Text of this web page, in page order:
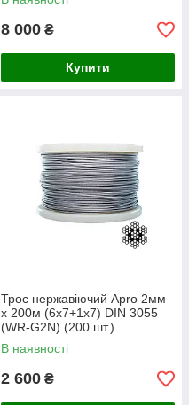
будівництва та такелажних
8 000 ₴
Купити
Трос нержавіючий Apro 2мм
x 200м (6х7+1x7) DIN 3055
(WR-G2N) (200 шт.)
В наявності
2 600 ₴